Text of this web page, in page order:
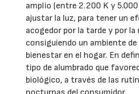
amplio (entre 2.200 K y
ajustar la luz, para tener un
acogedor por la tarde y por la
consiguiendo un ambiente
bienestar en el hogar. En
tipo de alumbrado que
biológico, a través de las